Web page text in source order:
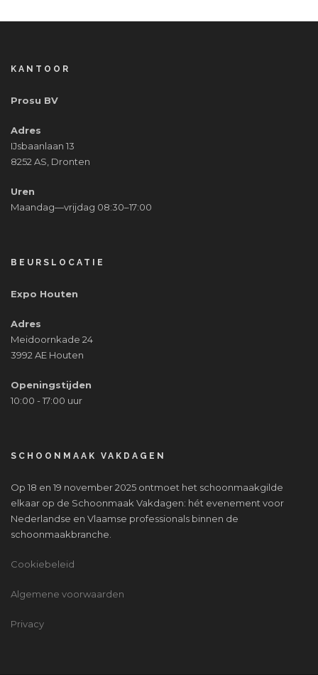
KANTOOR
Prosu BV
Adres
IJsbaanlaan 13
8252 AS, Dronten
Uren
Maandag—vrijdag 08:30–17:00
BEURSLOCATIE
Expo Houten
Adres
Meidoornkade 24
3992 AE Houten
Openingstijden
10:00 - 17:00 uur
SCHOONMAAK VAKDAGEN
Op 18 en 19 november 2025 ontmoet het schoonmaakgilde
elkaar op de Schoonmaak Vakdagen: hét evenement voor
Nederlandse en Vlaamse professionals binnen de
schoonmaakbranche.
Cookiebeleid
Algemene voorwaarden
Privacy